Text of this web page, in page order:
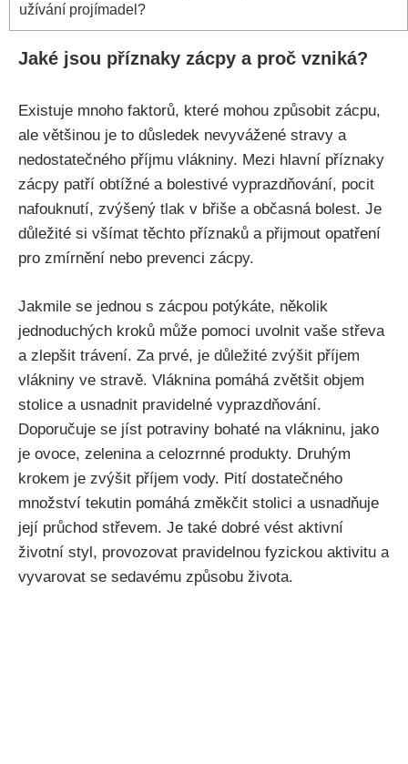
užívání projímadel?
Jaké jsou příznaky zácpy a proč vzniká?
Existuje mnoho faktorů, které mohou způsobit zácpu,
ale většinou​ je to důsledek ​nevyvážené stravy a
nedostatečného příjmu vlákniny. Mezi hlavní příznaky
zácpy patří​ obtížné a bolestivé vyprazdňování, pocit⁤
nafouknutí,⁤ zvýšený tlak v břiše a občasná bolest. Je
důležité ‍si všímat těchto⁤ příznaků a přijmout opatření⁢
pro zmírnění nebo prevenci zácpy.
Jakmile se​ jednou s zácpou potýkáte, několik​
jednoduchých ⁣kroků může pomoci uvolnit vaše střeva
a ‌zlepšit trávení. Za prvé, je důležité zvýšit příjem
vlákniny ve stravě. ⁢Vláknina pomáhá zvětšit objem
stolice⁢ a ​usnadnit pravidelné‍ vyprazdňování.
Doporučuje‍ se jíst ⁤potraviny bohaté​ na vlákninu, jako
je ovoce, zelenina a celozrnné ⁣produkty. ‌Druhým
krokem je zvýšit⁣ příjem vody. Pití dostatečného
⁤množství tekutin ‌pomáhá změkčit stolici a usnadňuje
její průchod střevem.‌ Je také dobré​ vést ‌aktivní
⁤životní styl, provozovat​ pravidelnou fyzickou⁣ aktivitu a
vyvarovat⁣ se sedavému způsobu života.